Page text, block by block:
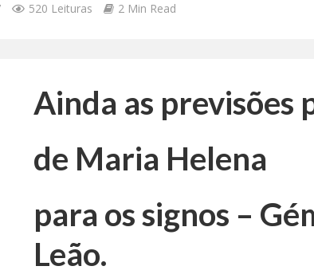
520 Leituras 2 Min Read
Ainda as previsões
de Maria Helena
para os signos –
Leão.